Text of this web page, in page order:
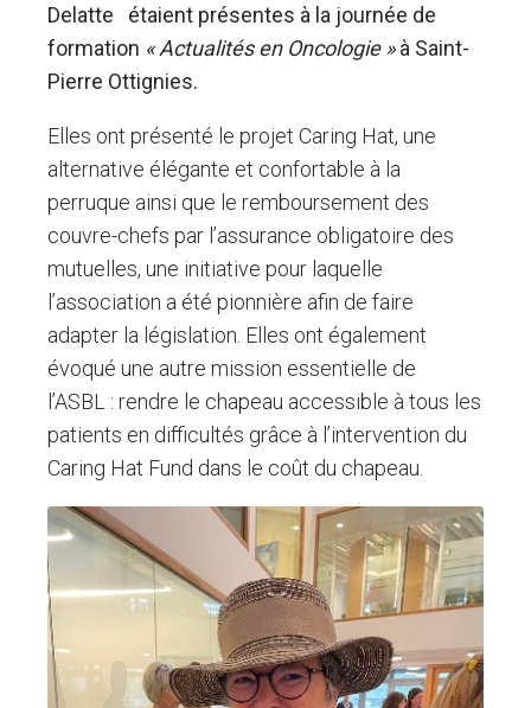
Delatte étaient présentes à la journée de
formation « Actualités en Oncologie »à Saint-
Pierre Ottignies.
Elles ont présenté le projet Caring Hat, une
alternative élégante et confortable à la
perruque ainsi que le remboursement des
couvre-chefs par l’assurance obligatoire des
mutuelles, une initiative pour laquelle
l’association a été pionnière afin de faire
adapter la législation. Elles ont également
évoqué une autre mission essentielle de
l’ASBL : rendre le chapeau accessible à tous les
patients en difficultés grâce à l’intervention du
Caring Hat Fund dans le coût du chapeau.